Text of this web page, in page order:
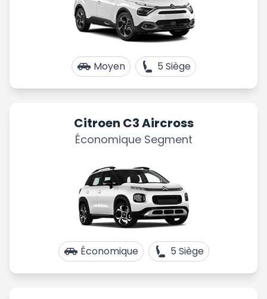
Moyen 5 Siège
Citroen C3 Aircross
Économique Segment
Économique 5 Siège